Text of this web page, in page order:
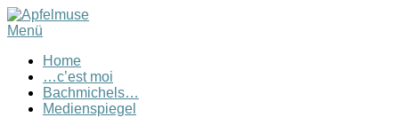
Menü
Home
…c’est moi
Bachmichels…
Medienspiegel